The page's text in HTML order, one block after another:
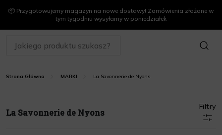
📦 Przygotowujemy magazyn na nowe dostawy! Zamówienia złożone w
tym tygodniu wysyłamy w poniedziałek
SZUKAJ
Strona Główna MARKI La Savonnerie de Nyons
La Savonnerie de Nyons
Filtry